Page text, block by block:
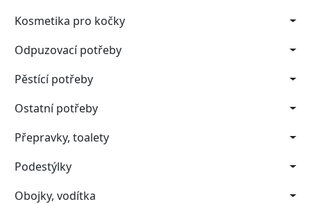
Kosmetika pro kočky
Odpuzovací potřeby
Pěstící potřeby
Ostatní potřeby
Přepravky, toalety
Podestýlky
Obojky, vodítka